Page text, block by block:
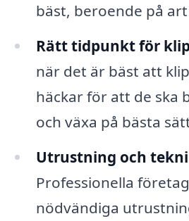
bäst, beroende på
Rätt tidpunkt för
när det är bäst att
häckar för att de ska
och växa på bästa
Utrustning och
Professionella
nödvändiga